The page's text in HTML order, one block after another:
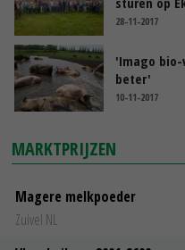
28-11-2017
'Imago bio-
beter'
10-11-2017
MARKTPRIJZEN
Magere melkpoeder
Zuivel NL